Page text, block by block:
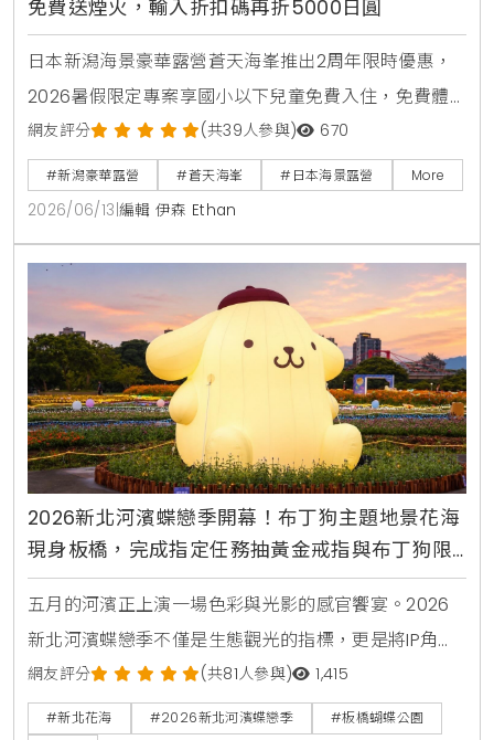
免費送煙火，輸入折扣碼再折5000日圓
日本新潟海景豪華露營蒼天海峯推出2周年限時優惠，
2026暑假限定專案享國小以下兒童免費入住，免費體
驗日本煙火與撈水球，享受私人海景三溫暖與新潟在地
頂級烤肉。
網友評分 (共39人參與) 670
#新潟豪華露營 #蒼天海峯 #日本海景露營 More
2026/06/13 編輯 伊森 Ethan
2026新北河濱蝶戀季開幕！布丁狗主題地景花海
現身板橋，完成指定任務抽黃金戒指與布丁狗限
量周邊
五月的河濱正上演一場色彩與光影的感官饗宴。2026
新北河濱蝶戀季不僅是生態觀光的指標，更是將IP角色
與城市空間完美融合的典範。KiraKacha去啦！創辦人
梁翔渝表示，透過布丁狗30周年主題的沉浸式體驗，能
網友評分 (共81人參與) 1,415
#新北花海 #2026新北河濱蝶戀季
#板橋蝴蝶公園